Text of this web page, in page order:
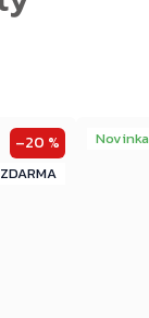
ZDARMA
–20 % Novinka